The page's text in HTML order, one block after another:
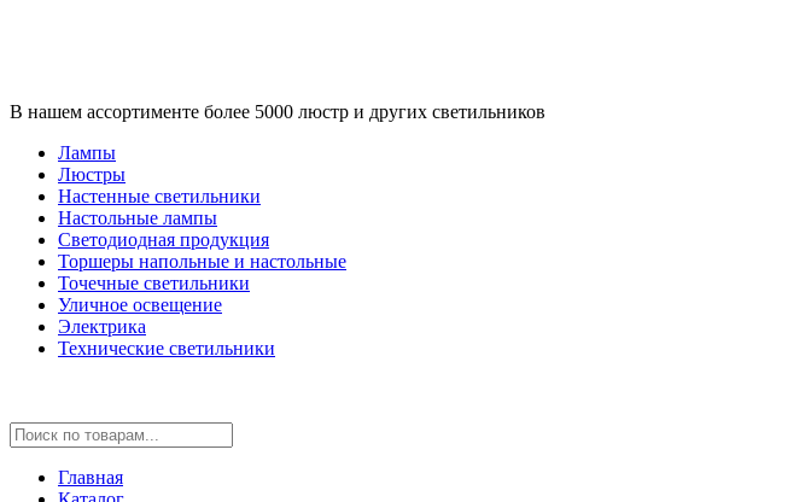
В нашем ассортименте более 5000 люстр и других светильников
Лампы
Люстры
Настенные светильники
Настольные лампы
Светодиодная продукция
Торшеры напольные и настольные
Точечные светильники
Уличное освещение
Электрика
Технические светильники
Главная